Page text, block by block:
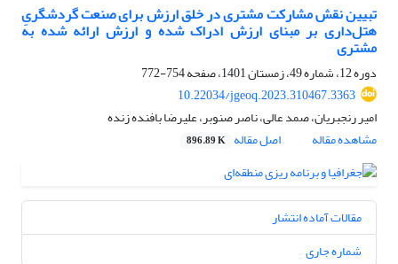
تبیین نقش مشارکت مشتری در خلق ارزش برای صنعت گردشگریِ
هتل‌داری بر مبنای ارزش ادراک شده و ارزش ارائه شده به
مشتری
دوره 12، شماره 49، زمستان 1401، صفحه
754-772
10.22034/jgeoq.2023.310467.3363
امیر رنجبریان، صمد عالی، ناصر صنوبر، علیرضا بافنده زنده
مشاهده مقاله
اصل مقاله 896.89 K
مقالات آماده انتشار
شماره جاری